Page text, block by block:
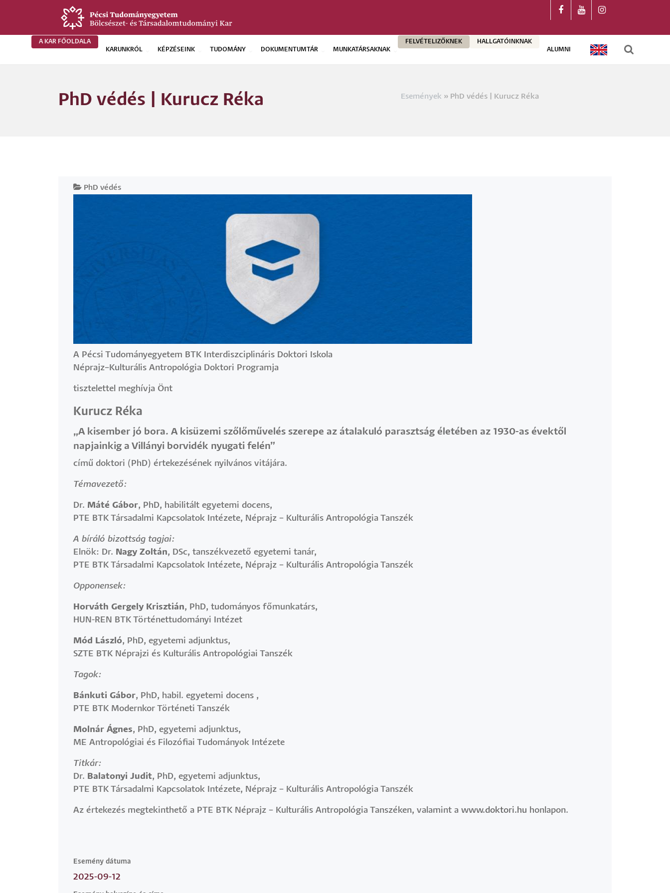
menü
A KAR FŐOLDALA
KARUNKRÓL
KÉPZÉSEINK TUDOMÁNY DOKUMENTUMTÁR MUNKATÁRSAKNAK
FELVÉTELIZŐKNEK
HALLGATÓINKNAK
ALUMNI
ENGLISH
PhD védés | Kurucz Réka Morzsa
Események PhD védés | Kurucz Réka
PhD védés
A Pécsi Tudományegyetem BTK Interdiszciplináris Doktori Iskola
Néprajz–Kulturális Antropológia Doktori Programja
tisztelettel meghívja Önt
Kurucz Réka
„A kisember jó bora. A kisüzemi szőlőművelés szerepe az átalakuló parasztság életében az 1930-as évektől
napjainkig a Villányi borvidék nyugati felén”
című doktori (PhD) értekezésének nyilvános vitájára.
Témavezető:
Dr. Máté Gábor, PhD, habilitált egyetemi docens,
PTE BTK Társadalmi Kapcsolatok Intézete, Néprajz – Kulturális Antropológia Tanszék
A bíráló bizottság tagjai:
Elnök: Dr. Nagy Zoltán, DSc, tanszékvezető egyetemi tanár,
PTE BTK Társadalmi Kapcsolatok Intézete, Néprajz – Kulturális Antropológia Tanszék
Opponensek:
Horváth Gergely Krisztián, PhD, tudományos főmunkatárs,
HUN-REN BTK Történettudományi Intézet
Mód László, PhD, egyetemi adjunktus,
SZTE BTK Néprajzi és Kulturális Antropológiai Tanszék
Tagok:
Bánkuti Gábor, PhD, habil. egyetemi docens ,
PTE BTK Modernkor Történeti Tanszék
Molnár Ágnes, PhD, egyetemi adjunktus,
ME Antropológiai és Filozófiai Tudományok Intézete
Titkár:
Dr. Balatonyi Judit, PhD, egyetemi adjunktus,
PTE BTK Társadalmi Kapcsolatok Intézete, Néprajz – Kulturális Antropológia Tanszék
Az értekezés megtekinthető a PTE BTK Néprajz – Kulturális Antropológia Tanszéken, valamint a www.doktori.hu honlapon.
Esemény dátuma
2025-09-12